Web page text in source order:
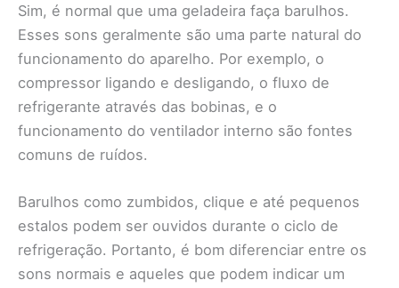
Sim, é normal que uma geladeira faça barulhos.
Esses sons geralmente são uma parte natural do
funcionamento do aparelho. Por exemplo, o
compressor ligando e desligando, o fluxo de
refrigerante através das bobinas, e o
funcionamento do ventilador interno são fontes
comuns de ruídos.
Barulhos como zumbidos, clique e até pequenos
estalos podem ser ouvidos durante o ciclo de
refrigeração. Portanto, é bom diferenciar entre os
sons normais e aqueles que podem indicar um